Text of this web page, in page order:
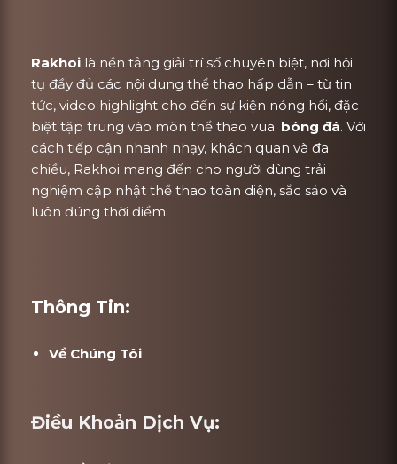
Rakhoi là nền tảng giải trí số chuyên biệt, nơi hội
tụ đầy đủ các nội dung thể thao hấp dẫn – từ tin
tức, video highlight cho đến sự kiện nóng hổi, đặc
biệt tập trung vào môn thể thao vua: bóng đá. Với
cách tiếp cận nhanh nhạy, khách quan và đa
chiều, Rakhoi mang đến cho người dùng trải
nghiệm cập nhật thể thao toàn diện, sắc sảo và
luôn đúng thời điểm.
Thông Tin:
Về Chúng Tôi
Điều Khoản Dịch Vụ: